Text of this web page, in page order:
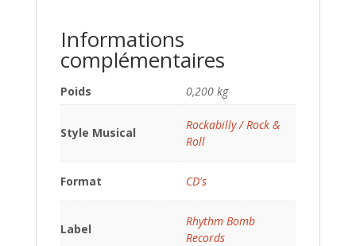
Informations
complémentaires
Poids 0,200 kg
Style Musical
Rockabilly / Rock &
Roll
Format CD's
Label
Rhythm Bomb
Records